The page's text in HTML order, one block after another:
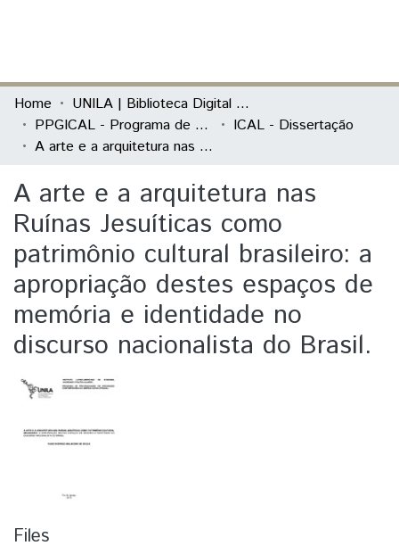
Communities & Collections
All of DSpace
Home
UNILA | Biblioteca Digital de Dissertações e Teses
PPGICAL - Programa de Pós-Graduação em Integração Contemporânea da América Latina
ICAL - Dissertação
A arte e a arquitetura nas Ruínas Jesuíticas como patrimônio cultural brasileiro: a apropriação destes espaços de memória e identidade no discurso nacionalista do Brasil.
A arte e a arquitetura nas
Ruínas Jesuíticas como
patrimônio cultural brasileiro: a
apropriação destes espaços de
memória e identidade no
discurso nacionalista do Brasil.
Files